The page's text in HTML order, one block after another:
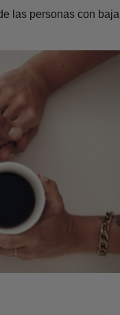
las personas con baja